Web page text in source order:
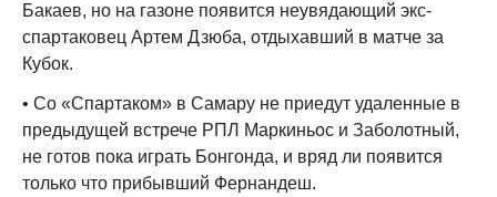
Бакаев, но на газоне появится неувядающий экс-
спартаковец Артем Дзюба, отдыхавший в матче за
Кубок.
• Со «Спартаком» в Самару не приедут удаленные в
предыдущей встрече РПЛ Маркиньос и Заболотный,
не готов пока играть Бонгонда, и вряд ли появится
только что прибывший Фернандеш.